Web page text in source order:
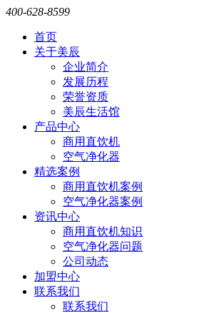
400-628-8599
首页
关于美辰
企业简介
发展历程
荣誉资质
美辰生活馆
产品中心
商用直饮机
空气净化器
精选案例
商用直饮机案例
空气净化器案例
资讯中心
商用直饮机知识
空气净化器问题
公司动态
加盟中心
联系我们
联系我们